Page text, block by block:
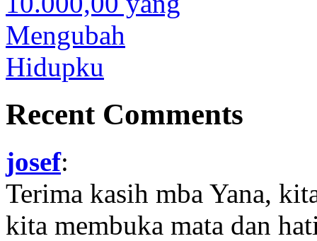
Recent Comments
josef:
Terima kasih mba Yana,
kita membuka mata dan